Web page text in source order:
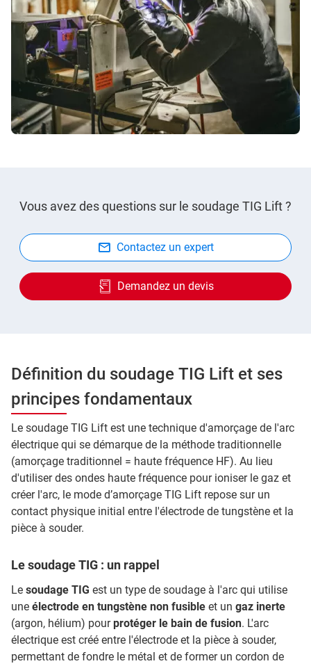
Vous avez des questions sur le soudage TIG Lift ?
Contactez un expert
Demandez un devis
Définition du soudage TIG Lift et ses
principes fondamentaux
Le soudage TIG Lift est une technique d'amorçage de l'arc
électrique qui se démarque de la méthode traditionnelle
(amorçage traditionnel = haute fréquence HF). Au lieu
d'utiliser des ondes haute fréquence pour ioniser le gaz et
créer l'arc, le mode d’amorçage TIG Lift repose sur un
contact physique initial entre l'électrode de tungstène et la
pièce à souder.
Le soudage TIG : un rappel
Le soudage TIG est un type de soudage à l'arc qui utilise
une électrode en tungstène non fusible et un gaz inerte
(argon, hélium) pourprotéger le bain de fusion. L'arc
électrique est créé entre l'électrode et la pièce à souder,
permettant de fondre le métal et de former un cordon de